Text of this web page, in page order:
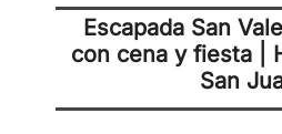
Escapada San
con cena y fiesta |
San